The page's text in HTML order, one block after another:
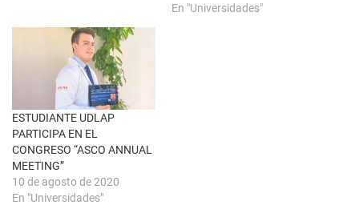
u
n
a
v
e
a
n
a
n
u
e
a
)
En "Universidades"
ESTUDIANTE UDLAP
PARTICIPA EN EL
CONGRESO “ASCO ANNUAL
MEETING”
10 de agosto de 2020
En "Universidades"